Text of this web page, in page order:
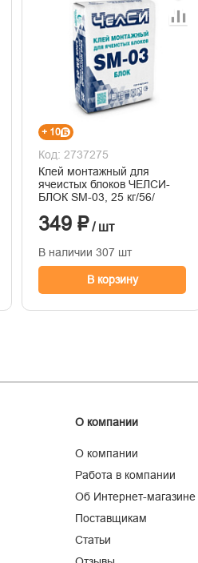
+ 10
Код: 2737275
Клей монтажный для
ячеистых блоков ЧЕЛСИ-
БЛОК SM-03, 25 кг/56/
349 ₽ / шт
В наличии 307 шт
В корзину
О компании
О компании
Работа в компании
Об Интернет-магазине
Поставщикам
Статьи